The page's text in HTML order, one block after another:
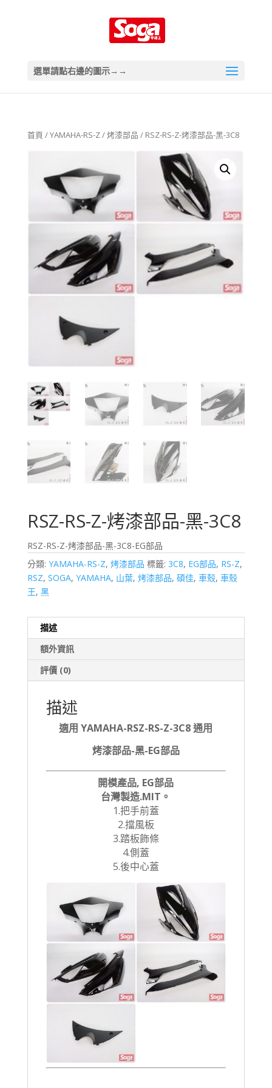
選單請點右邊的圖示→→
首頁 /YAMAHA-RS-Z/烤漆部品 / RSZ-RS-Z-烤漆部品-黑-3C8
RSZ-RS-Z-烤漆部品-黑-3C8
RSZ-RS-Z-烤漆部品-黑-3C8-EG部品
分類: YAMAHA-RS-Z, 烤漆部品 標籤: 3C8, EG部品, RS-Z,
RSZ, SOGA, YAMAHA, 山葉, 烤漆部品, 碩佳, 車殼, 車殼
王, 黑
描述
額外資訊
評價 (0)
描述
適用 YAMAHA-RSZ-RS-Z-3C8 通用
烤漆部品-黑-EG部品
開模產品, EG部品
台灣製造.MIT。
1.把手前蓋
2.擋風板
3.踏板飾條
4.側蓋
5.後中心蓋